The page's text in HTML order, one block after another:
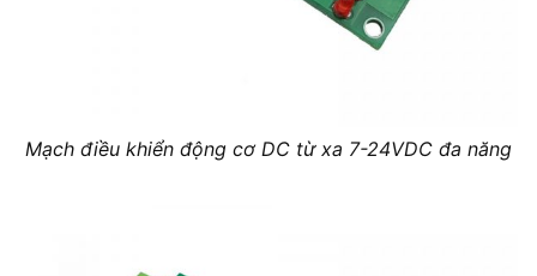
Mạch điều khiển động cơ DC từ xa 7-24VDC đa năng